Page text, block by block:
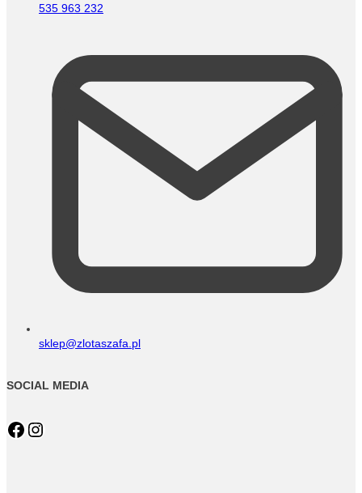
535 963 232
sklep@zlotaszafa.pl
SOCIAL MEDIA
Facebook
Instagram